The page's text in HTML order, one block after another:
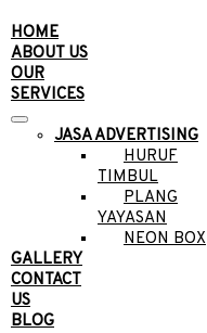
HOME
ABOUT US
OUR
SERVICES
JASA ADVERTISING
HURUF
TIMBUL
PLANG
YAYASAN
NEON BOX
GALLERY
CONTACT
US
BLOG